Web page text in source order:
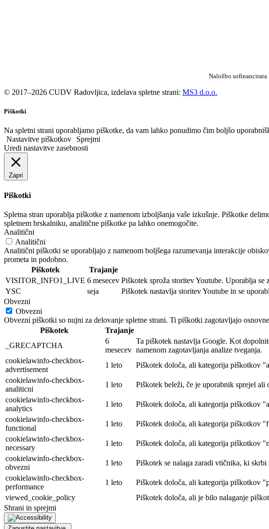
Naložbo
© 2017–2026 CUDV Radovljica, izdelava spletne strani: MS3 d.o.o.
Piškotki
Na spletni strani uporabljamo piškotke, da vam lahko ponudimo čim boljšo
Nastavitve piškotkov
Sprejmi
Uredi nastavitve zasebnosti
Zapri
Piškotki
Spletna stran uporablja piškotke z namenom izboljšanja vaše izkušnje. Piškotke
spletnem brskalniku, analitične piškotke pa lahko onemogočite.
Analitični
Analitični
Analitični piškotki se uporabljajo z namenom boljšega razumevanja interakcije
prometa in podobno.
Piškotek
Trajanje
VISITOR_INFO1_LIVE 6 mesecev Piškotek sproža storitev Youtube. Uporablja
YSC
seja
Piškotek nastavlja storitev Youtube in se
Obvezni
Obvezni
Obvezni piškotki so nujni za delovanje spletne strani. Ti piškotki zagotavljajo
Piškotek
Trajanje
_GRECAPTCHA
6
mesecev
Ta piškotek nastavlja Google. Kot
namenom zagotavljanja analize tveganja.
cookielawinfo-checkbox-
advertisement
1 leto
Piškotek določa, ali kategorija piškotkov
cookielawinfo-checkbox-
analiticni
1 leto
Piškotek beleži, če je uporabnik sprejel
cookielawinfo-checkbox-
analytics
1 leto
Piškotek določa, ali kategorija piškotkov
cookielawinfo-checkbox-
functional
1 leto
Piškotek določa, ali kategorija piškotkov
cookielawinfo-checkbox-
necessary
1 leto
Piškotek določa, ali kategorija piškotkov
cookielawinfo-checkbox-
obvezni
1 leto
Piškotek se nalaga zaradi vtičnika, ki
cookielawinfo-checkbox-
performance
1 leto
Piškotek določa, ali kategorija piškotkov
viewed_cookie_policy
Piškotek določa, ali je bilo nalaganje
Shrani in sprejmi